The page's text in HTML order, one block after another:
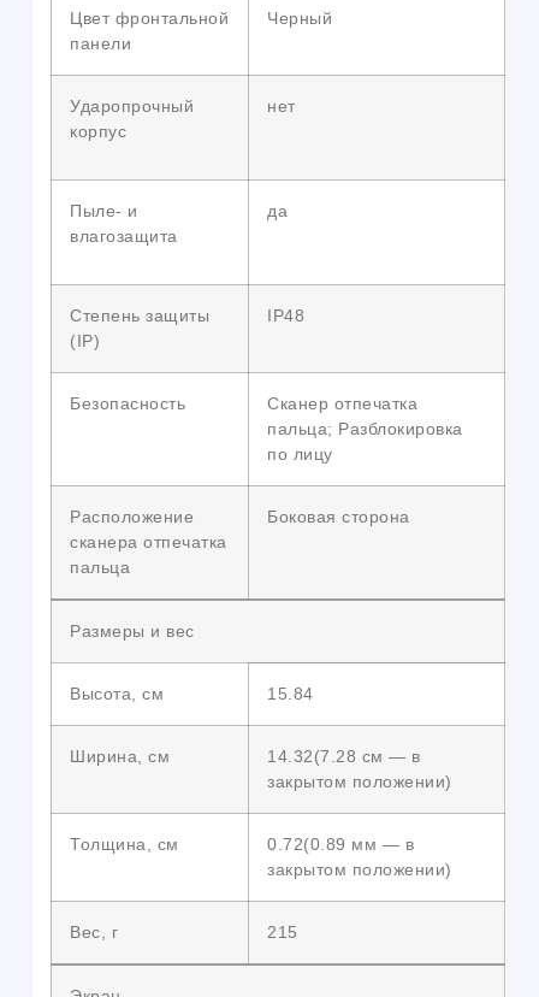
Цвет фронтальной
панели
Черный
Ударопрочный
корпус
нет
Пыле- и
влагозащита
да
Степень защиты
(IP)
IP48
Безопасность
Сканер отпечатка
пальца; Разблокировка
по лицу
Расположение
сканера отпечатка
пальца
Боковая сторона
Размеры и вес
Высота, см 15.84
Ширина, см
14.32(7.28 см — в
закрытом положении)
Толщина, см
0.72(0.89 мм — в
закрытом положении)
Вес, г 215